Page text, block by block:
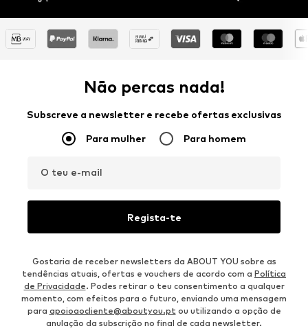
Não percas nada!
Subscreve a newsletter e recebe ofertas exclusivas
Para mulher Para homem
O teu e-mail
Regista-te
Gostaria de receber newsletters da ABOUT YOU sobre as
tendências atuais, ofertas e vouchers de acordo com a Política
de Privacidade. Podes retirar o teu consentimento a qualquer
momento, com efeitos para o futuro, enviando uma mensagem
para apoioaocliente@aboutyou.ptou utilizando a opção de
anulação da subscrição no final de cada newsletter.